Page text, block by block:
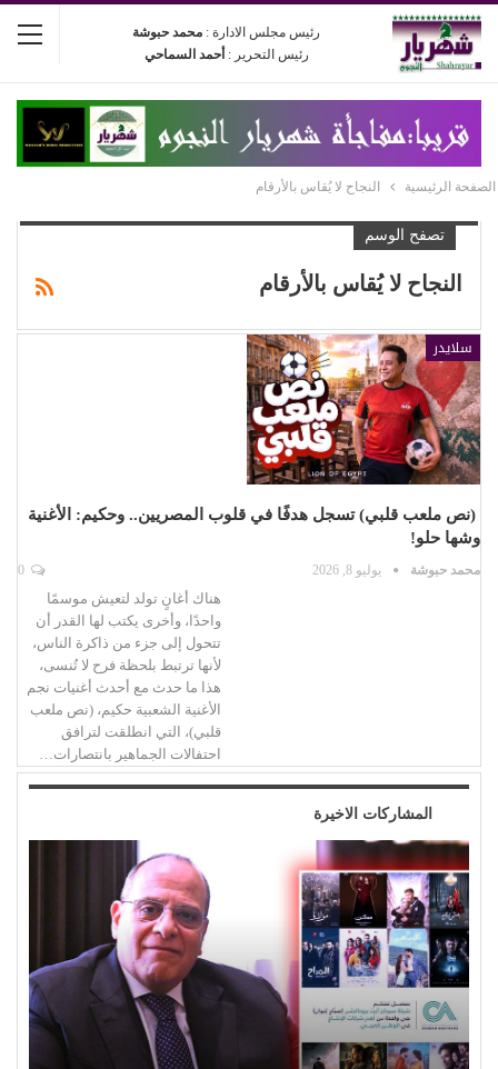
رئيس مجلس الادارة : محمد حبوشة
رئيس التحرير : أحمد السماحي
الصفحة الرئيسية النجاح لا يُقاس بالأرقام
تصفح الوسم
النجاح لا يُقاس بالأرقام
سلايدر
(نص ملعب قلبي) تسجل هدفًا في قلوب المصريين.. وحكيم: الأغنية
وشها حلو!
محمد حبوشة يوليو 8, 2026
هناك أغانٍ تولد لتعيش موسمًا
واحدًا، وأخرى يكتب لها القدر أن
تتحول إلى جزء من ذاكرة الناس،
لأنها ترتبط بلحظة فرح لا تُنسى،
هذا ما حدث مع أحدث أغنيات نجم
الأغنية الشعبية حكيم، (نص ملعب
قلبي)، التي انطلقت لترافق
احتفالات الجماهير بانتصارات…
المشاركات الاخيرة